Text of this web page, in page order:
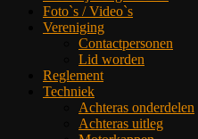
Foto`s / Video`s
Vereniging
Contactpersonen
Lid worden
Reglement
Techniek
Achteras onderdelen
Achteras uitleg